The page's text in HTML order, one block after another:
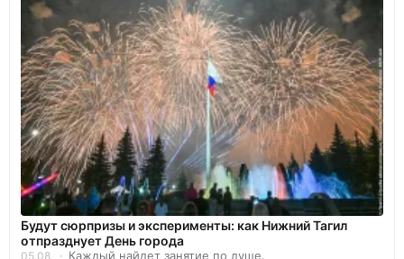
Будут сюрпризы и эксперименты: как Нижний Тагил
отпразднует День города
05.08 Каждый найдет занятие по душе.